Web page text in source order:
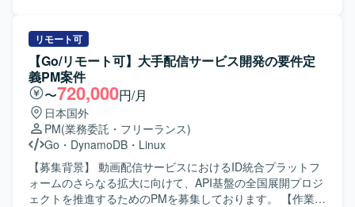
からプロジェクト推進に関わっていただけます。 ・経理や
業務部門など複数部門との連携を通じて、保険業務および
会計要件に関する知見を深めていただけます。 【開発環
境】 ・詳細な開発環境は別途プロジェクト内で定義されて
おり、業務要件定義やシステム仕様検討フェーズを中心に
ご担当いただきます。
と協力しながら、開発案件を推進していただきます。 ・要
求・要件定義から開発、テスト、リリースまでの開発ディ
レクションおよび進行管理を行います。 ・部署内外のステ
ークホルダーとの期待値調整、折衝、合意形成およびレポ
ーティングを行います。 ・開発ロードマップやマイルスト
ンの策定、およびスケジュール調整を行います。 ・担当プ
ロダクトに関するドキュメント作成、管理および運用を行
います。 ・複数の開発プロジェクトの進行リードと進捗管
理を行います。 ・プロジェクトの立ち上げからリリースま
での一貫した推進とタスク管理を行います。 【求める人物
像】 ソフトウェア開発領域でPMを経験されてきた方を求め
リモート可
【Go/リモート可】大手配信サービス開発の要件定
義PM案件
〜720,000円/月
日本国外
PM(業務委託・フリーランス)
Go ・ DynamoDB ・ Linux
【募集背景】 動画配信サービスにおけるID統合プラットフ
ォームのさらなる拡大に向けて、API基盤の全国展開プロジ
ェクトを推進するためのPMを募集しております。 【作業内